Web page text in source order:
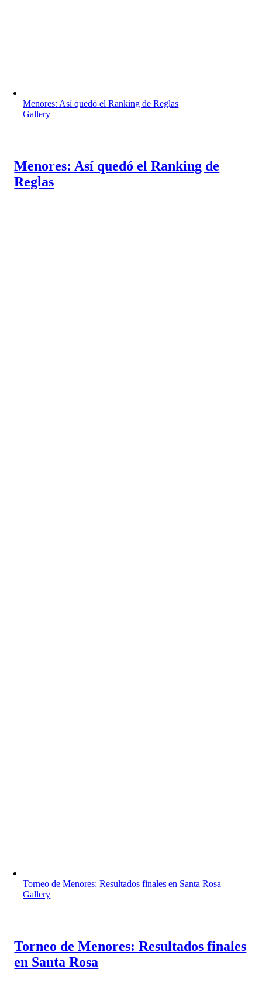
Menores: Así quedó el Ranking de Reglas
Gallery
Menores: Así quedó el Ranking de
Reglas
Torneo de Menores: Resultados finales en Santa Rosa
Gallery
Torneo de Menores: Resultados finales
en Santa Rosa